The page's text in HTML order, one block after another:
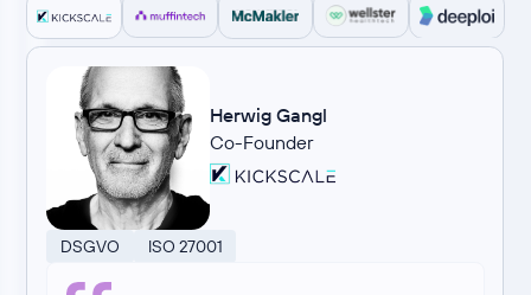
Herwig Gangl
Co-Founder
DSGVO ISO 27001